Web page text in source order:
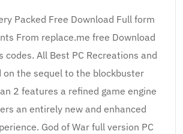
Packed Free Download Full form
From replace.me free Download
codes. All Best PC Recreations and
on the sequel to the blockbuster
2 features a refined game engine
an entirely new and enhanced
God of War full version PC